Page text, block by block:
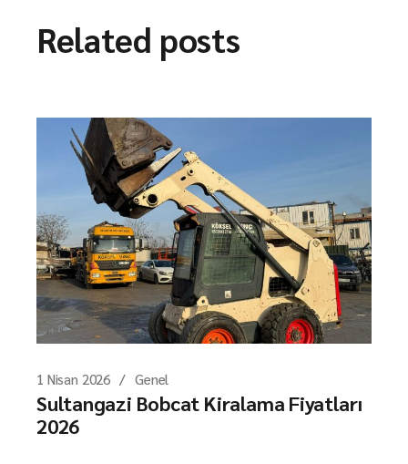
Related posts
1 Nisan 2026 Genel
Sultangazi Bobcat Kiralama Fiyatları
2026